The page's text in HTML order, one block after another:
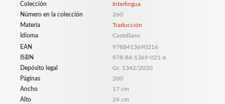
Colección
Interlingua
Número en la colección
260
Materia
Traducción
Idioma
Castellano
EAN
9788413690216
ISBN
978-84-1369-021-6
Depósito legal
Gr. 1342/2020
Páginas
200
Ancho
17 cm
Alto
24 cm